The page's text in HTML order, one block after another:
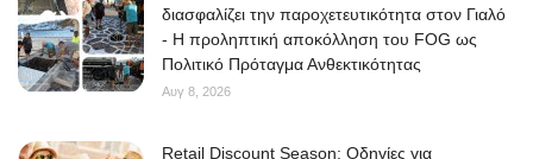
διασφαλίζει την παροχετευτικότητα στον Γιαλό
- Η προληπτική αποκόλληση του FOG ως
Πολιτικό Πρόταγμα Ανθεκτικότητας
Αυγ 8, 2026
Retail Discount Season: Οδηγίες για